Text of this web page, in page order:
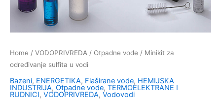
Home / VODOPRIVREDA / Otpadne vode / Minikit za
određivanje sulfita u vodi
Bazeni, ENERGETIKA, Flaširane vode, HEMIJSKA
INDUSTRIJA, Otpadne vode, TERMOELEKTRANE I
RUDNICI, VODOPRIVREDA, Vodovodi